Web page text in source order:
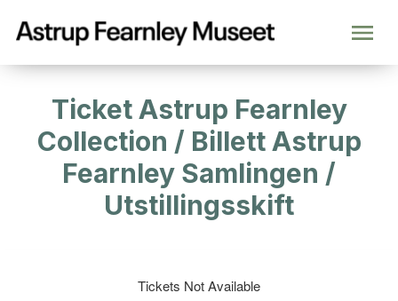
Ticket Astrup Fearnley
Collection / Billett Astrup
Fearnley Samlingen /
Utstillingsskift
Tickets Not Available